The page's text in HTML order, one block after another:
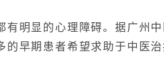
明显的心理障碍。据广州中
早期患者希望求助于中医